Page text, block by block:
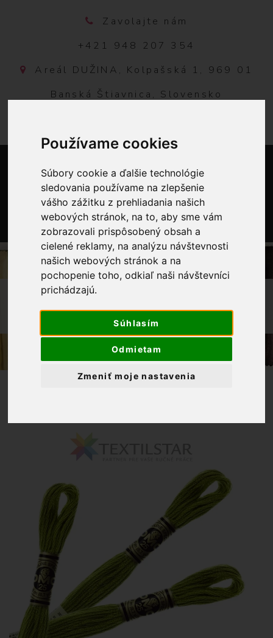
Používame cookies
Súbory cookie a ďalšie technológie
sledovania používame na zlepšenie
vášho zážitku z prehliadania našich
webových stránok, na to, aby sme vám
zobrazovali prispôsobený obsah a
cielené reklamy, na analýzu návštevnosti
našich webových stránok a na
pochopenie toho, odkiaľ naši návštevníci
prichádzajú.
Súhlasím
Odmietam
Zmeniť moje nastavenia
Zavolajte nám
+421 948 207 354
Areál DUŽINA, Kolpašská 1, 969 01
Banská Štiavnica, Slovensko
0
OBCHOD
MULINKY NA VYŠÍVANIE DMC 581 -
ZELENÁ